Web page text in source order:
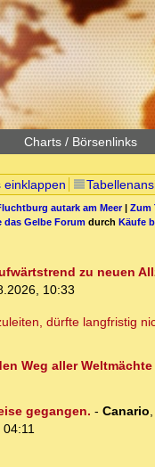
Charts / Börsenlinks
einklappen
autark am Meer| Zum
das Gelbe Forum durch Käufe
zu neuen
10:33
dürfte langfristig
Weg aller
gegangen. - Canario,
04:11